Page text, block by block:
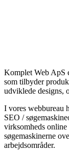
Komplet Web ApS
som tilbyder
udviklede designs,
I vores webbureau
SEO /
virksomheds
søgemaskinerne
arbejdsområder.